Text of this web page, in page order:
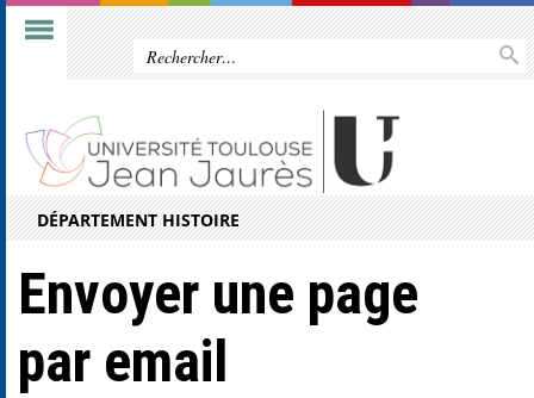
DÉPARTEMENT HISTOIRE
Envoyer une page
par email